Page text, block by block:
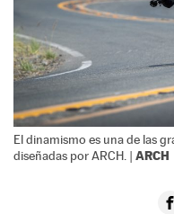
El dinamismo es una de las
diseñadas por ARCH. | ARCH